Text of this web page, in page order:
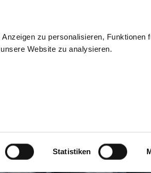
zu personalisieren, Funktionen
Website zu analysieren.
Statistiken